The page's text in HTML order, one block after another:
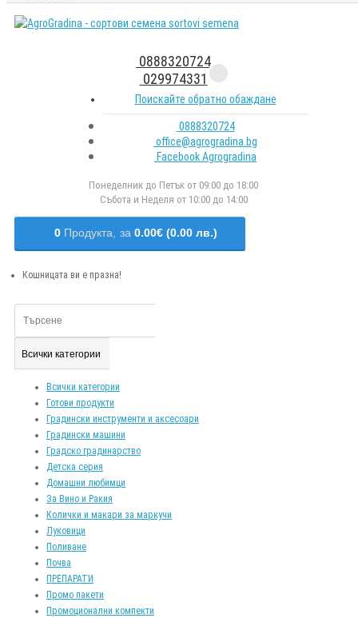
0888320724
029974331
Поискайте обратно обаждане
0888320724
office@agrogradina.bg
Facebook Agrogradina
Понеделник до Петък от 09:00 до 18:00
Събота и Неделя от 10:00 до 14:00
0 Продукта, за 0.00€ (0.00 лв.)
Кошницата ви е празна!
Всички категории
Всички категории
Готови продукти
Градински инструменти и аксесоари
Градински машини
Градско градинарство
Детска серия
Домашни любимци
За Вино и Ракия
Колички и макари за маркучи
Луковици
Поливане
Почва
ПРЕПАРАТИ
Промо пакети
Промоционални компекти